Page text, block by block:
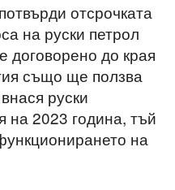
отсрочката
на руски петрол
договорено до края
също ще ползва
руски
на 2023 година, тъй
на